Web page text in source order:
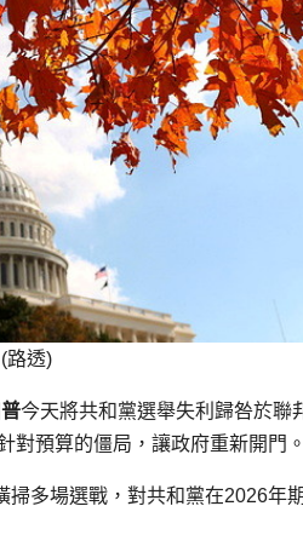
路透)
今天將共和黨選舉失利歸咎於聯
對預算的僵局，讓政府重新開門。
掃多場選戰，對共和黨在2026年